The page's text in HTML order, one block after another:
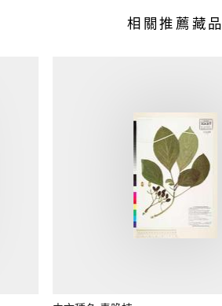
相關推薦藏品